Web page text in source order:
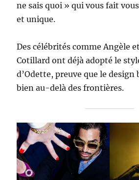
ne sais quoi » qui vous fait
et unique.
Des célébrités comme Angèle
Cotillard ont déjà adopté le
d’Odette, preuve que le design
bien au-delà des frontières.